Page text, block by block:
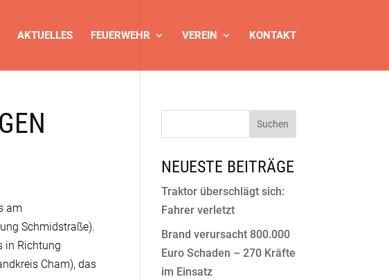
AKTUELLES FEUERWEHR VEREIN KONTAKT
am
Schmidstraße).
in Richtung
Cham), das
NEUESTE BEITRÄGE
Traktor überschlägt sich:
Fahrer verletzt
Brand verursacht 800.000
Euro Schaden – 270 Kräfte
im Einsatz